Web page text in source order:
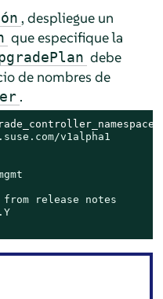
, despliegue un
que especifique la
debe
de nombres de
.
v1alpha1
release notes